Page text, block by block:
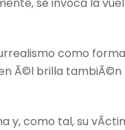
se invoca la
como
Ã©l brilla
como tal, su